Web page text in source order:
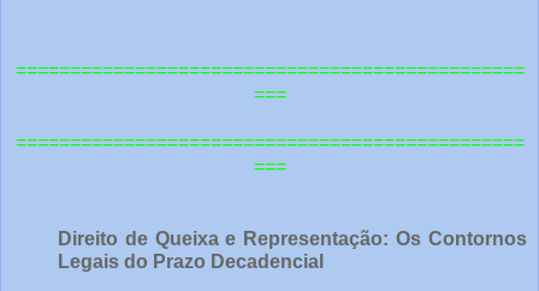
===============================================
===
===============================================
===
Direito de Queixa e Representação: Os Contornos
Legais do Prazo Decadencial